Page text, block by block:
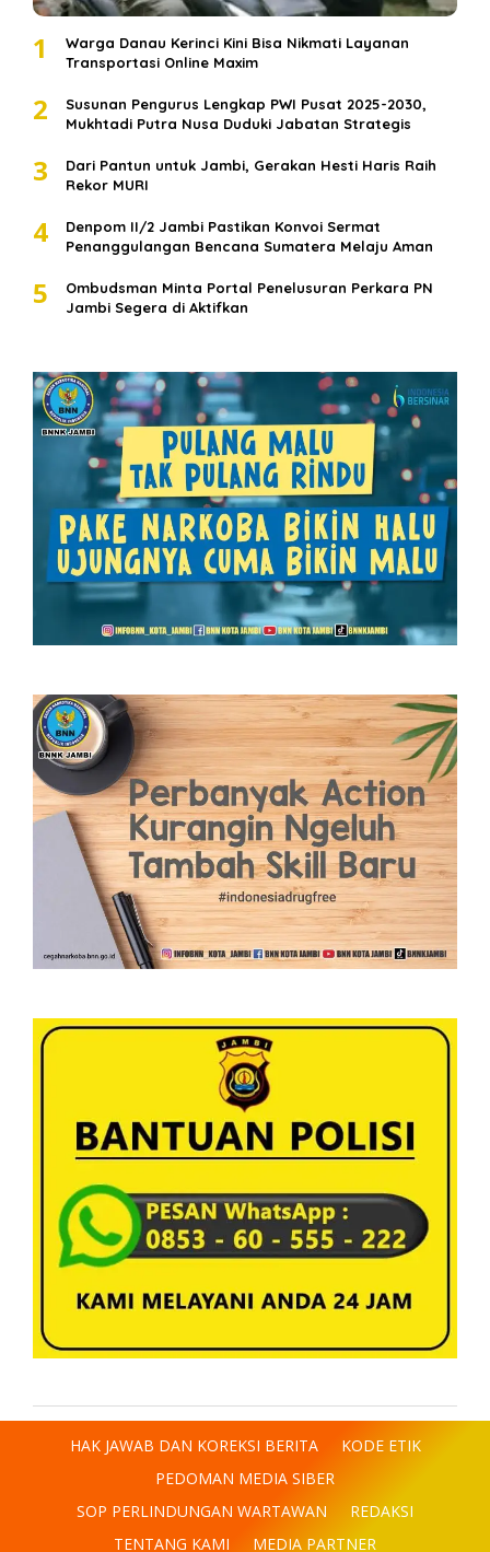
1
Warga Danau Kerinci Kini Bisa Nikmati Layanan
Transportasi Online Maxim
2
Susunan Pengurus Lengkap PWI Pusat 2025-2030,
Mukhtadi Putra Nusa Duduki Jabatan Strategis
3
Dari Pantun untuk Jambi, Gerakan Hesti Haris Raih
Rekor MURI
4
Denpom II/2 Jambi Pastikan Konvoi Sermat
Penanggulangan Bencana Sumatera Melaju Aman
5
Ombudsman Minta Portal Penelusuran Perkara PN
Jambi Segera di Aktifkan
HAK JAWAB DAN KOREKSI BERITA
KODE ETIK
PEDOMAN MEDIA SIBER
SOP PERLINDUNGAN WARTAWAN
REDAKSI
TENTANG KAMI
MEDIA PARTNER